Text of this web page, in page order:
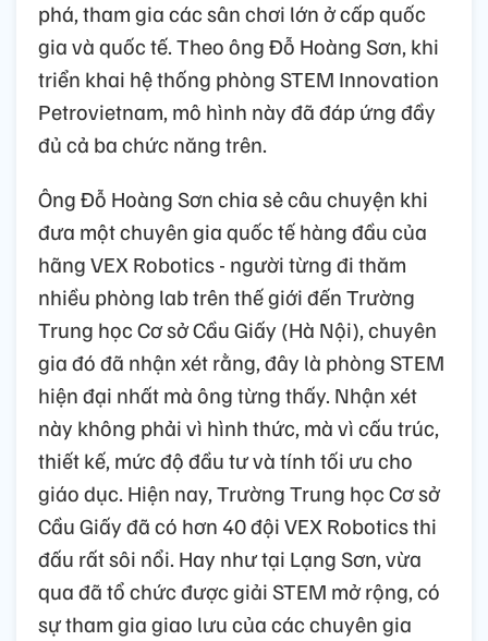
phá, tham gia các sân chơi lớn ở cấp quốc
gia và quốc tế. Theo ông Đỗ Hoàng Sơn, khi
triển khai hệ thống phòng STEM Innovation
Petrovietnam, mô hình này đã đáp ứng đầy
đủ cả ba chức năng trên.
Ông Đỗ Hoàng Sơn chia sẻ câu chuyện khi
đưa một chuyên gia quốc tế hàng đầu của
hãng VEX Robotics - người từng đi thăm
nhiều phòng lab trên thế giới đến Trường
Trung học Cơ sở Cầu Giấy (Hà Nội), chuyên
gia đó đã nhận xét rằng, đây là phòng STEM
hiện đại nhất mà ông từng thấy. Nhận xét
này không phải vì hình thức, mà vì cấu trúc,
thiết kế, mức độ đầu tư và tính tối ưu cho
giáo dục. Hiện nay, Trường Trung học Cơ sở
Cầu Giấy đã có hơn 40 đội VEX Robotics thi
đấu rất sôi nổi. Hay như tại Lạng Sơn, vừa
qua đã tổ chức được giải STEM mở rộng, có
sự tham gia giao lưu của các chuyên gia